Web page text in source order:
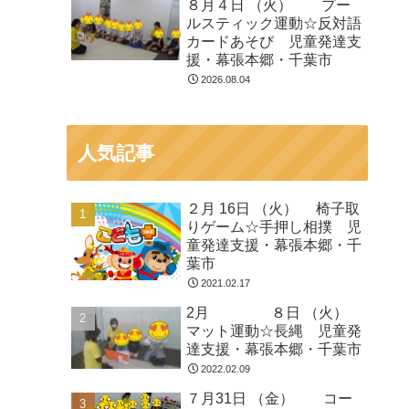
８月４日 （火） プー
ルスティック運動☆反対語
カードあそび 児童発達支
援・幕張本郷・千葉市
2026.08.04
人気記事
２月 16日 （火） 椅子取
りゲーム☆手押し相撲 児
童発達支援・幕張本郷・千
葉市
2021.02.17
2月 ８日 （火）
マット運動☆長縄 児童発
達支援・幕張本郷・千葉市
2022.02.09
７月31日 （金） コー